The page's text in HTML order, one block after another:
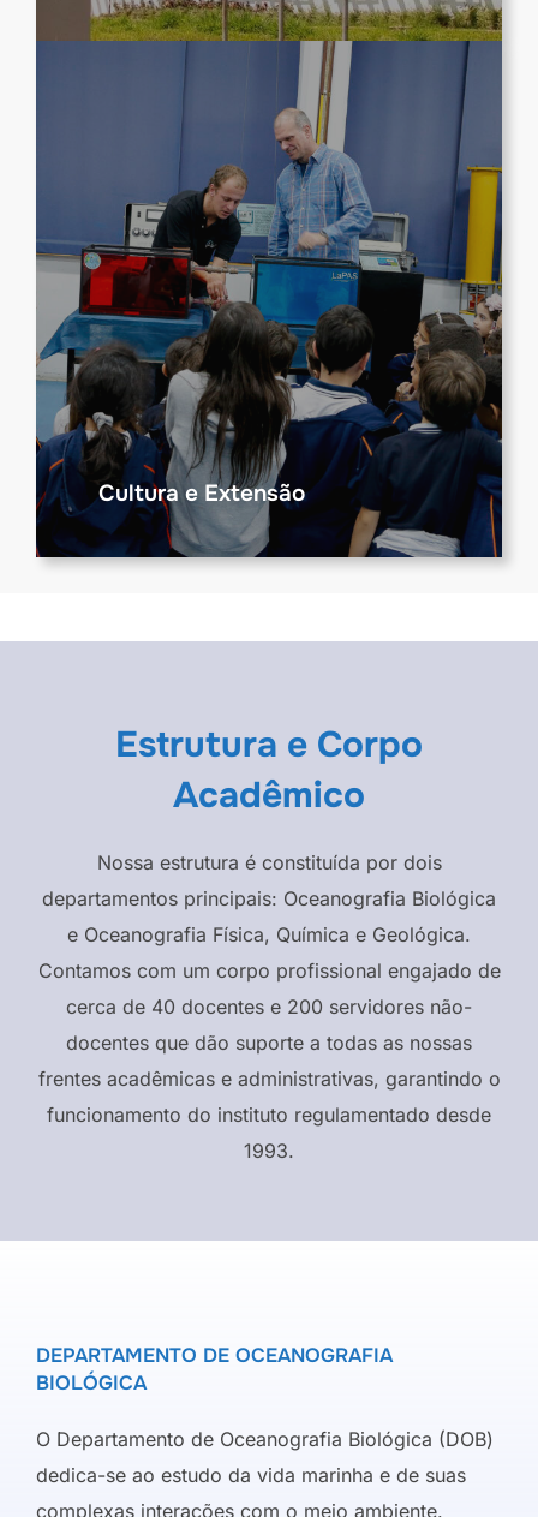
Cultura e Extensão
Estrutura e Corpo
Acadêmico
Nossa estrutura é constituída por dois
departamentos principais: Oceanografia Biológica
e Oceanografia Física, Química e Geológica.
Contamos com um corpo profissional engajado de
cerca de 40 docentes e 200 servidores não-
docentes que dão suporte a todas as nossas
frentes acadêmicas e administrativas, garantindo o
funcionamento do instituto regulamentado desde
1993.
DEPARTAMENTO DE OCEANOGRAFIA
BIOLÓGICA
O Departamento de Oceanografia Biológica (DOB)
dedica-se ao estudo da vida marinha e de suas
complexas interações com o meio ambiente.